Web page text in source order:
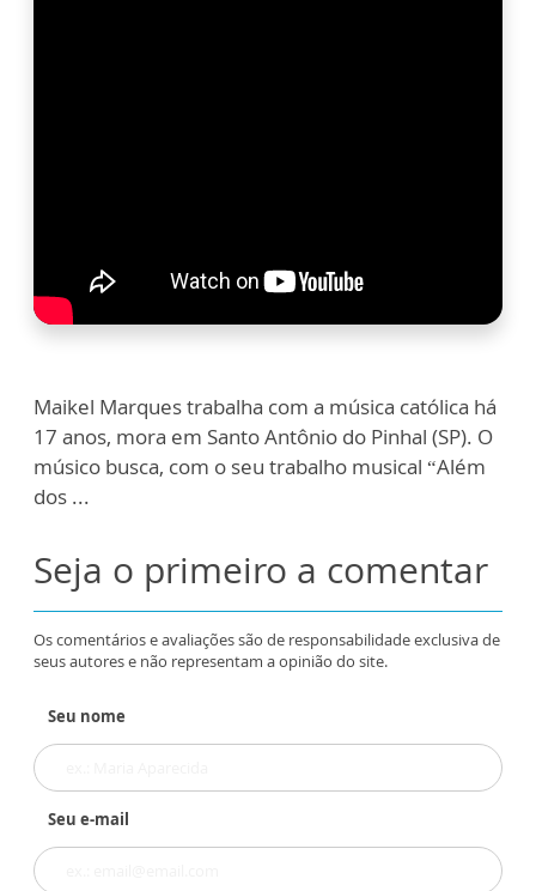
Maikel Marques trabalha com a música católica há
17 anos, mora em Santo Antônio do Pinhal (SP). O
músico busca, com o seu trabalho musical “Além
dos ...
Seja o primeiro a comentar
Os comentários e avaliações são de responsabilidade exclusiva de
seus autores e não representam a opinião do site.
Seu nome
Seu e-mail